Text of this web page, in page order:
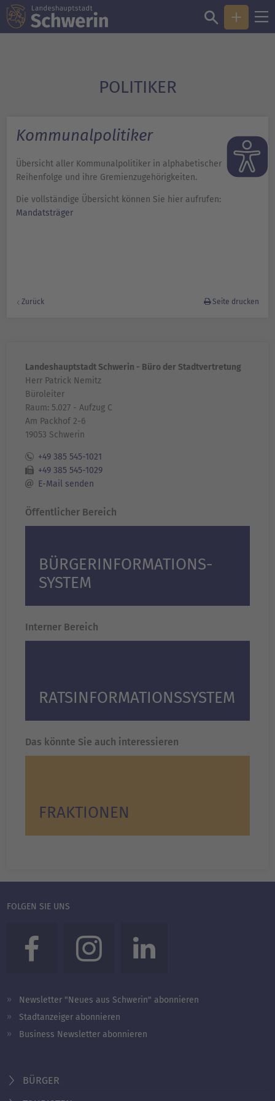
POLITIKER
Kommunalpolitiker
Übersicht aller Kommunalpolitiker in alphabetischer
Reihenfolge und ihre Gremienzugehörigkeiten.
Die vollständige Übersicht können Sie hier aufrufen:
Mandatsträger
Zurück Seite drucken
Landeshauptstadt Schwerin - Büro der Stadtvertretung
Herr Patrick Nemitz
Büroleiter
Raum: 5.027 - Aufzug C
Am Packhof 2-6
19053 Schwerin
+49 385 545-1021
+49 385 545-1029
E-Mail senden
Öffentlicher Bereich
BÜRGER­INFORMATIONS­
SYSTEM
Interner Bereich
RATS­INFORMATIONS­SYSTEM
Das könnte Sie auch interessieren
FRAKTIONEN
FOLGEN SIE UNS
Newsletter "Neues aus Schwerin" abonnieren
Stadtanzeiger abonnieren
Business Newsletter abonnieren
BÜRGER